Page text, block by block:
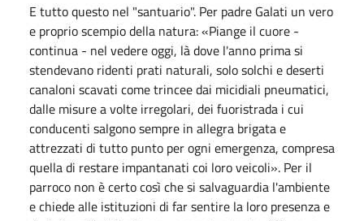
E tutto questo nel "santuario". Per padre Galati un vero
e proprio scempio della natura: «Piange il cuore -
continua - nel vedere oggi, là dove l'anno prima si
stendevano ridenti prati naturali, solo solchi e deserti
canaloni scavati come trincee dai micidiali pneumatici,
dalle misure a volte irregolari, dei fuoristrada i cui
conducenti salgono sempre in allegra brigata e
attrezzati di tutto punto per ogni emergenza, compresa
quella di restare impantanati coi loro veicoli». Per il
parroco non è certo così che si salvaguardia l'ambiente
e chiede alle istituzioni di far sentire la loro presenza e